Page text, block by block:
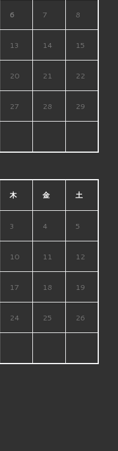
6 7 8
13 14 15
20 21 22
27 28 29
木 金 土
3 4 5
10 11 12
17 18 19
24 25 26